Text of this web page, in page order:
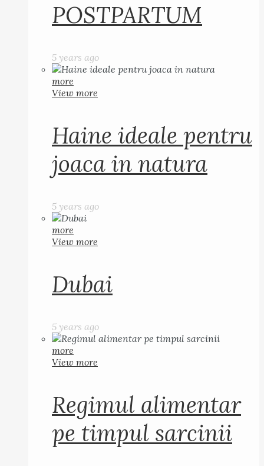
POSTPARTUM
5 years ago
more
View more
Haine ideale pentru
joaca in natura
5 years ago
more
View more
Dubai
5 years ago
more
View more
Regimul alimentar
pe timpul sarcinii